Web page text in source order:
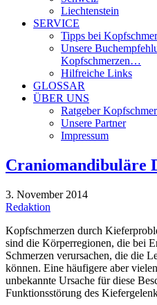
Liechtenstein
SERVICE
Tipps bei
Unsere
Kopfschmerzen…
Hilfreiche Links
GLOSSAR
ÜBER UNS
Ratgeber
Unsere Partner
Impressum
Craniomandibuläre
3. November 2014
Redaktion
Kopfschmerzen durch
sind die Körperregionen, die bei
Schmerzen verursachen, die die
können. Eine häufigere aber
unbekannte Ursache für diese
Funktionsstörung des